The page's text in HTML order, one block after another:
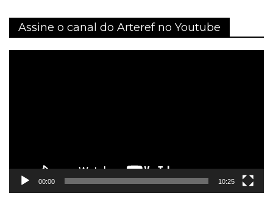
Assine o canal do Arteref no Youtube
00:00 10:25